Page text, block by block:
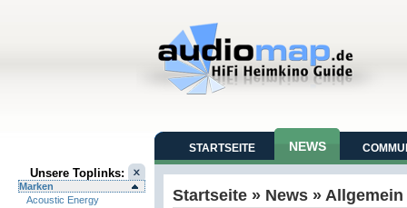
Unsere Toplinks:
Marken
Acoustic Energy
STARTSEITE NEWS
Startseite » News » Allgemein